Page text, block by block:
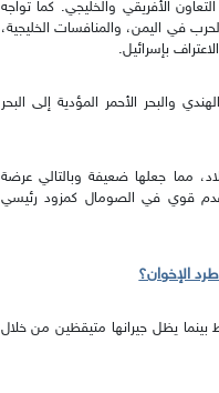
الأفريقي والخليجي. كما تواجه
في اليمن، والمنافسات الخليجية،
بإسرائيل.
والبحر الأحمر المؤدية إلى البحر
مما جعلها ضعيفة وبالتالي عرضة
قدم قوي في الصومال كمزود رئيسي
الإخوان؟
يظل جيرانها متيقظين من خلال